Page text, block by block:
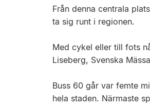
Från denna centrala
ta sig runt i regionen.
Med cykel eller till fots
Liseberg, Svenska
Buss 60 går var femte
hela staden. Närmaste